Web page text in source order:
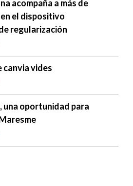
acompaña a más de
el dispositivo
regularización
canvia vides
una oportunidad para